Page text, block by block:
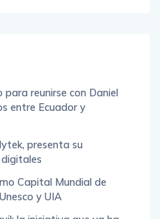
para reunirse con Daniel
entre Ecuador y
presenta su
Capital Mundial de
y UIA